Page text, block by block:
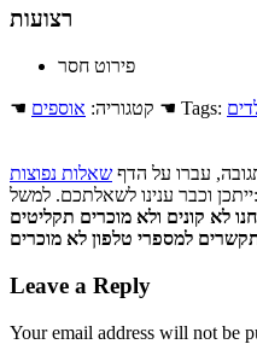
רצועות
פירוט חסר
☚ קטגוריה: אוספים ☚ Tags:
עברו על הדף שאלות נפוצות
ייתכן וכבר ענינו לשאלתכם. למשל:
Leave a Reply
Your email address will not be